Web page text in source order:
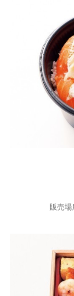
販売